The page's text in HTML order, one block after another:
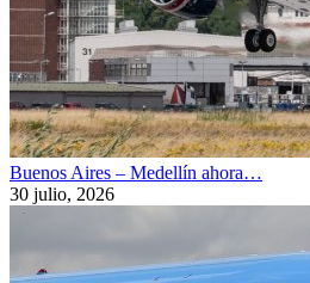
Buenos Aires – Medellín ahora…
30 julio, 2026